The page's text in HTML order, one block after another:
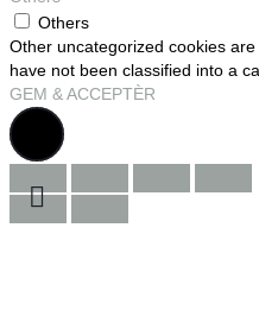
Others
Other uncategorized cookies
have not been classified into a
GEM & ACCEPTÈR